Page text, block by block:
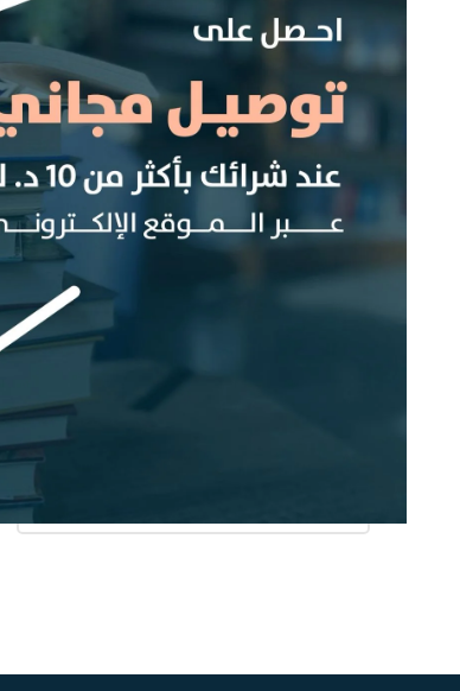
اسم المؤلف
Any اسم المؤلف
دار النشر